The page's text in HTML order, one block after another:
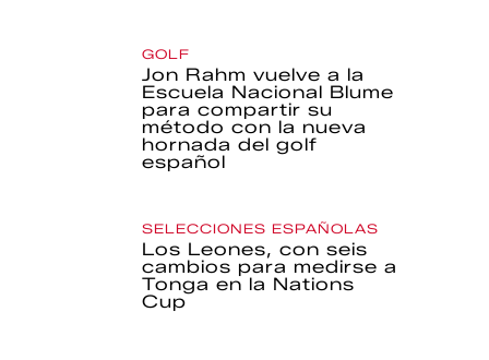
GOLF
Jon Rahm vuelve a la
Escuela Nacional Blume
para compartir su
método con la nueva
hornada del golf
español
SELECCIONES ESPAÑOLAS
Los Leones, con seis
cambios para medirse a
Tonga en la Nations
Cup